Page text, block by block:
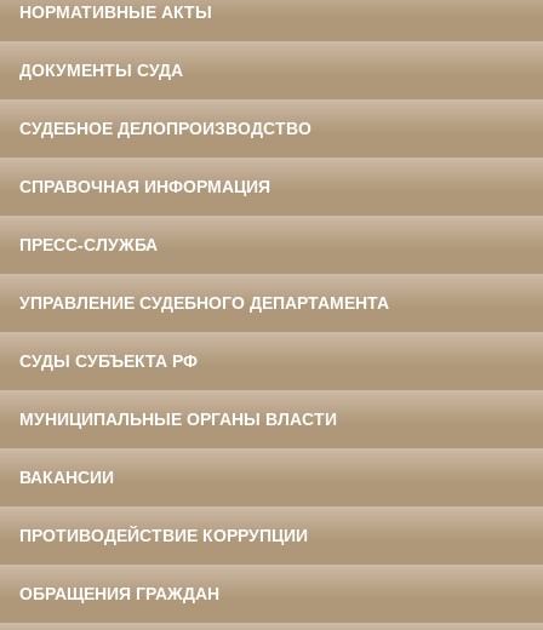
НОРМАТИВНЫЕ АКТЫ
ДОКУМЕНТЫ СУДА
СУДЕБНОЕ ДЕЛОПРОИЗВОДСТВО
СПРАВОЧНАЯ ИНФОРМАЦИЯ
ПРЕСС-СЛУЖБА
УПРАВЛЕНИЕ СУДЕБНОГО ДЕПАРТАМЕНТА
СУДЫ СУБЪЕКТА РФ
МУНИЦИПАЛЬНЫЕ ОРГАНЫ ВЛАСТИ
ВАКАНСИИ
ПРОТИВОДЕЙСТВИЕ КОРРУПЦИИ
ОБРАЩЕНИЯ ГРАЖДАН